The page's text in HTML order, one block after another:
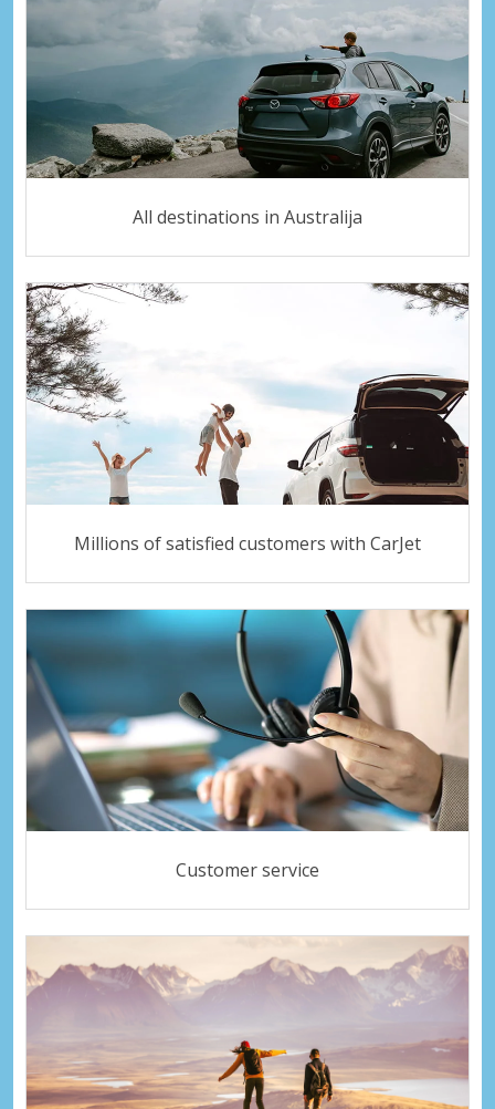
All destinations in Australija
Millions of satisfied customers with CarJet
Customer service